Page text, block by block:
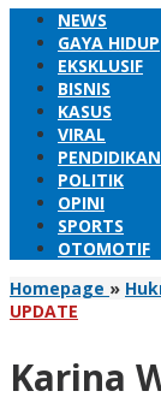
NEWS
GAYA HIDUP
EKSKLUSIF
BISNIS
KASUS
VIRAL
PENDIDIKAN
POLITIK
OPINI
SPORTS
OTOMOTIF
Homepage »
UPDATE
Karina